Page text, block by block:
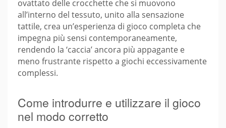
ovattato delle crocchette che si muovono
all’interno del tessuto, unito alla sensazione
tattile, crea un’esperienza di gioco completa che
impegna più sensi contemporaneamente,
rendendo la ‘caccia’ ancora più appagante e
meno frustrante rispetto a giochi eccessivamente
complessi.
Come introdurre e utilizzare il gioco
nel modo corretto